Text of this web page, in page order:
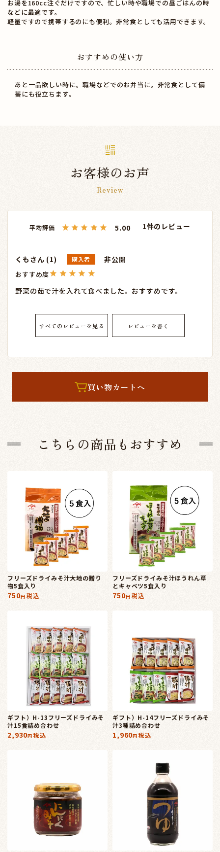
お湯を160cc注ぐだけですので、忙しい時や職場での昼ごはんの時
などに最適です。
軽量ですので携帯するのにも便利。非常食としても活用できます。
おすすめの使い方
あと一品欲しい時に。職場などでのお弁当に。非常食として備
蓄にも役立ちます。
お客様のお声
Review
5.00 1
くも 1 購入者 非公開
野菜の茹で汁を入れて食べました。おすすめです。
すべてのレビューを見る レビューを書く
買い物カートへ
こちらの商品もおすすめ
フリーズドライみそ汁大地の贈り
物5食入り
750 税込
フリーズドライみそ汁ほうれん草
とキャベツ5食入り
750 税込
ギフト）H-13フリーズドライみそ
汁15食詰め合わせ
2,930 税込
ギフト）H-14フリーズドライみそ
汁3種詰め合わせ
1,960 税込